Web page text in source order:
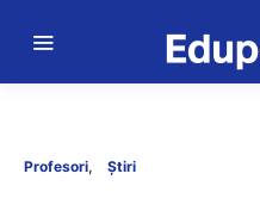
Profesori Știri